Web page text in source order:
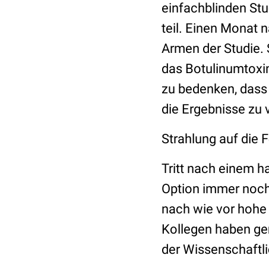
einfachblinden
teil. Einen Monat
Armen der
das
zu bedenken,
die Ergebnisse zu
Strahlung auf die
Tritt nach einem
Option immer
nach wie vor
Kollegen haben
der